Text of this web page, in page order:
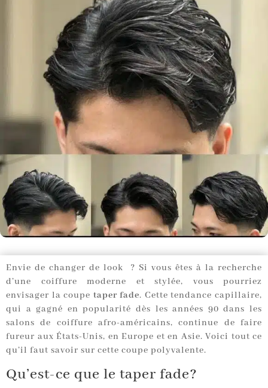
Envie de changer de look ? Si vous êtes à la recherche
d’une coiffure moderne et stylée, vous pourriez
envisager la coupe taper fade. Cette tendance capillaire,
qui a gagné en popularité dès les années 90 dans les
salons de coiffure afro-américains, continue de faire
fureur aux États-Unis, en Europe et en Asie. Voici tout ce
qu’il faut savoir sur cette coupe polyvalente.
Qu’est-ce que le taper fade?